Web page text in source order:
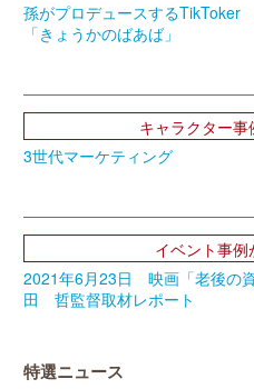
孫がプロデュースするTikToker
「きょうかのばあば」
キャラクター
3世代マーケティング
イベント事例
2021年6月23日 映画「老後の
田 哲監督取材レポート
特選ニュース